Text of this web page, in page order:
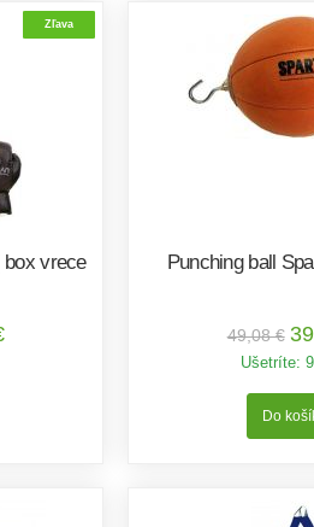
Zľava
box vrece
Punching ball
49,08 €
Ušetríte: